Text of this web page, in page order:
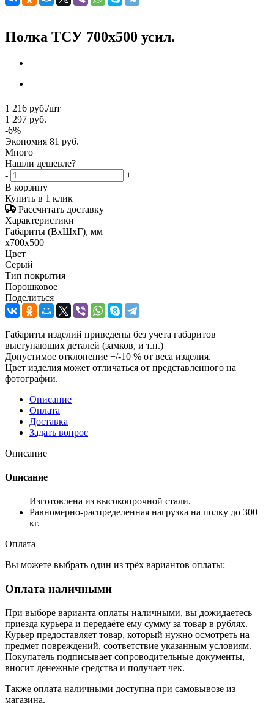
Полка ТСУ 700x500 усил.
1 216 руб./шт
1 297 руб.
-6%
Экономия 81 руб.
Много
Нашли дешевле?
-
+
В корзину
Купить в 1 клик
Рассчитать доставку
Характеристики
Габариты (ВxШxГ), мм
x700x500
Цвет
Серый
Тип покрытия
Порошковое
Поделиться
Габариты изделий приведены без учета габаритов
выступающих деталей (замков, и т.п.)
Допустимое отклонение +/-10 % от веса изделия.
Цвет изделия может отличаться от представленного на
фотографии.
Описание
Оплата
Доставка
Задать вопрос
Описание
Описание
Изготовлена из высокопрочной стали.
Равномерно-распределенная нагрузка на полку до 300
кг.
Оплата
Вы можете выбрать один из трёх вариантов оплаты:
Оплата наличными
При выборе варианта оплаты наличными, вы дожидаетесь
приезда курьера и передаёте ему сумму за товар в рублях.
Курьер предоставляет товар, который нужно осмотреть на
предмет повреждений, соответствие указанным условиям.
Покупатель подписывает сопроводительные документы,
вносит денежные средства и получает чек.
Также оплата наличными доступна при самовывозе из
магазина.